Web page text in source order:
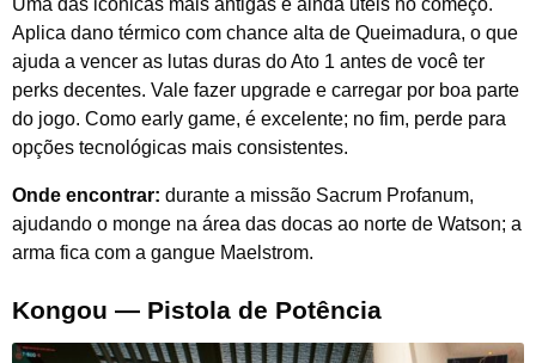
Uma das icônicas mais antigas e ainda úteis no começo.
Aplica dano térmico com chance alta de Queimadura, o que
ajuda a vencer as lutas duras do Ato 1 antes de você ter
perks decentes. Vale fazer upgrade e carregar por boa parte
do jogo. Como early game, é excelente; no fim, perde para
opções tecnológicas mais consistentes.
Onde encontrar: durante a missão Sacrum Profanum,
ajudando o monge na área das docas ao norte de Watson; a
arma fica com a gangue Maelstrom.
Kongou — Pistola de Potência